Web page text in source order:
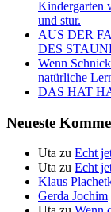
Kindergarten
und stur.
AUS DER
DES
Wenn
natürliche
DAS HAT
Neueste
Uta zu Echt
Uta zu Echt
Klaus
Gerda Jochim